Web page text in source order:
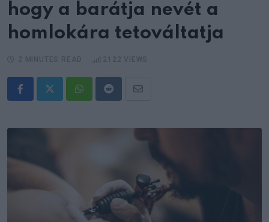
hogy a barátja nevét a
homlokára tetováltatja
WhatsappRedditShare
Email